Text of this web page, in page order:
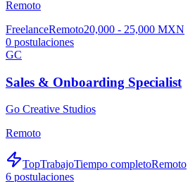
Remoto
FreelanceRemoto20,000 - 25,000 MXN
0 postulaciones
GC
Sales & Onboarding Specialist
Go Creative Studios
Remoto
TopTrabajoTiempo completoRemoto
6 postulaciones